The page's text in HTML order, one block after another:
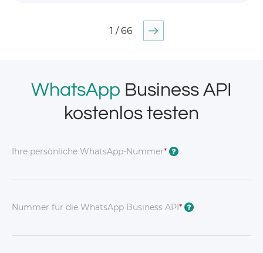
1 / 66
WhatsApp Business API
kostenlos testen
Ihre persönliche WhatsApp-Nummer* ?
Nummer für die WhatsApp Business API* ?